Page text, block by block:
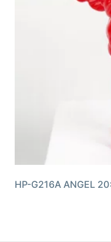
HP-G216A ANGEL